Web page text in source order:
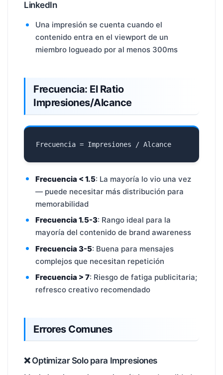
LinkedIn
Una impresión se cuenta cuando el
contenido entra en el viewport de un
miembro logueado por al menos 300ms
Frecuencia: El Ratio
Impresiones/Alcance
Frecuencia < 1.5: La mayoría lo vio una vez
— puede necesitar más distribución para
memorabilidad
Frecuencia 1.5-3: Rango ideal para la
mayoría del contenido de brand awareness
Frecuencia 3-5: Buena para mensajes
complejos que necesitan repetición
Frecuencia > 7: Riesgo de fatiga publicitaria;
refresco creativo recomendado
Errores Comunes
❌ Optimizar Solo para Impresiones